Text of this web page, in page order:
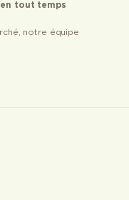
tout temps
notre équipe